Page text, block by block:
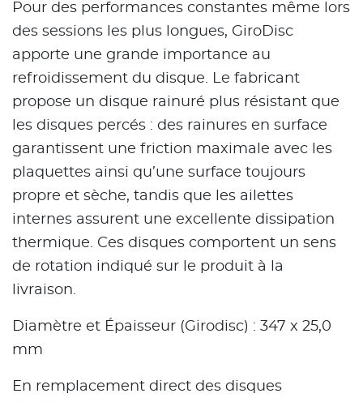
Pour des performances constantes même lors
des sessions les plus longues, GiroDisc
apporte une grande importance au
refroidissement du disque. Le fabricant
propose un disque rainuré plus résistant que
les disques percés : des rainures en surface
garantissent une friction maximale avec les
plaquettes ainsi qu’une surface toujours
propre et sèche, tandis que les ailettes
internes assurent une excellente dissipation
thermique. Ces disques comportent un sens
de rotation indiqué sur le produit à la
livraison.
Diamètre et Épaisseur (Girodisc) : 347 x 25,0
mm
En remplacement direct des disques